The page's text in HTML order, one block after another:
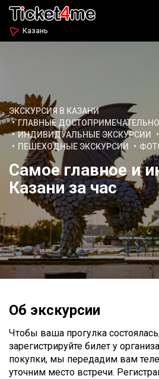
Казань
ЭКСКУРСИЯ В КАЗАНИ
ГЛАВНЫЕ
ИНДИВИДУАЛЬНЫЕ ЭКСКУРСИИ
ПЕШЕХОДНЫЕ ЭКСКУРСИИ
Самое главное и
Казани за час
Об экскурсии
Чтобы ваша прогулка
зарегистрируйте билет у
покупки, мы передадим вам
уточним место встречи.